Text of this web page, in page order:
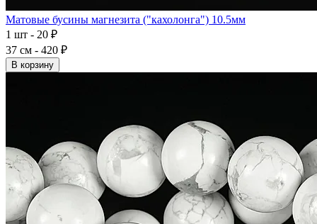
Матовые бусины магнезита ("кахолонга") 10.5мм
1 шт - 20 ₽
37 см - 420 ₽
В корзину